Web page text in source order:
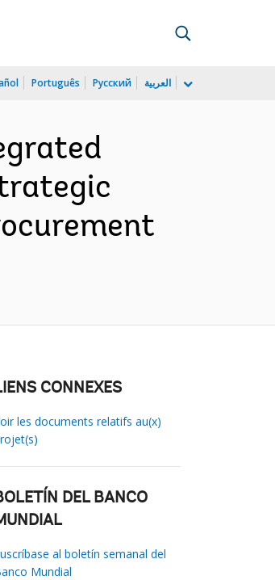
Português Русский العربية
CONNEXES
les documents relatifs au(x)
DEL BANCO
al boletín semanal del
Mundial